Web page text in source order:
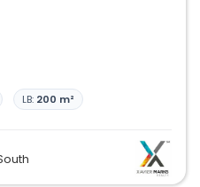
LB: 200 m²